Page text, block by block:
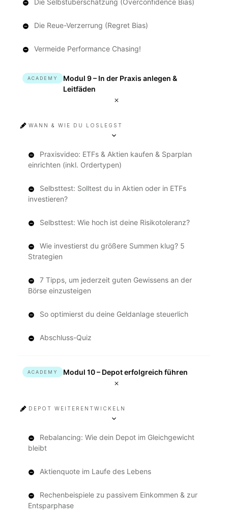
Die Selbstüberschätzung (Overconfidence Bias)
Die Reue-Verzerrung (Regret Bias)
Vermeide Performance Chasing!
ACADEMY
Modul 9 – In der Praxis anlegen &
Leitfäden
WANN & WIE DU LOSLEGST
Praxisvideo: ETFs & Aktien kaufen & Sparplan
einrichten (inkl. Ordertypen)
Selbsttest: Solltest du in Aktien oder in ETFs
investieren?
Selbsttest: Wie hoch ist deine Risikotoleranz?
Wie investierst du größere Summen klug? 5
Strategien
7 Tipps, um jederzeit guten Gewissens an der
Börse einzusteigen
So optimierst du deine Geldanlage steuerlich
Abschluss-Quiz
ACADEMY Modul 10 – Depot erfolgreich führen
DEPOT WEITERENTWICKELN
Rebalancing: Wie dein Depot im Gleichgewicht
bleibt
Aktienquote im Laufe des Lebens
Rechenbeispiele zu passivem Einkommen & zur
Entsparphase